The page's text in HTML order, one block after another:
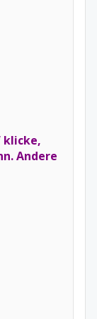
klicke,
Andere